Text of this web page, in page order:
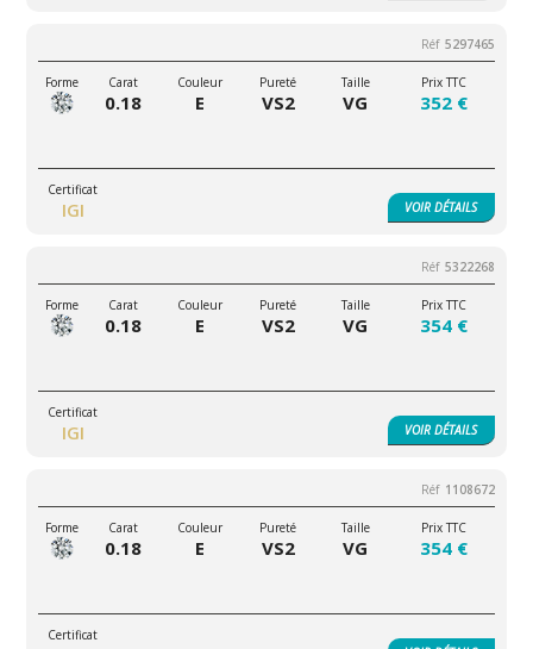
5297465
0.18 E VS2 VG
IGI
352 €
VOIRDÉTAILS
5322268
0.18 E VS2 VG
IGI
354 €
VOIRDÉTAILS
1108672
0.18 E VS2 VG 354 €